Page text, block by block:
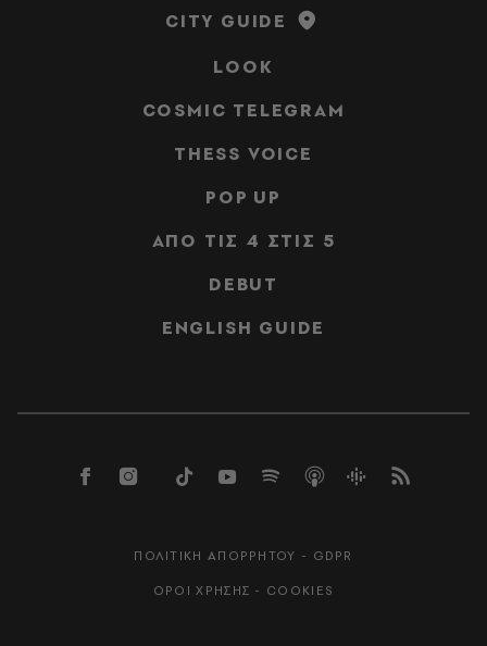
CITY GUIDE
LOOK
COSMIC TELEGRAM
THESS VOICE
POP UP
ΑΠΟ ΤΙΣ 4 ΣΤΙΣ 5
DEBUT
ENGLISH GUIDE
ΠΟΛΙΤΙΚΗ ΑΠΟΡΡΗΤΟΥ - GDPR
ΟΡΟΙ ΧΡΗΣΗΣ - COOKIES